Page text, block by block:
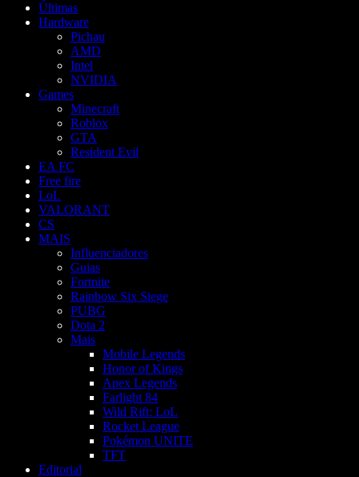
Últimas
Hardware
Pichau
AMD
Intel
NVIDIA
Games
Minecraft
Roblox
GTA
Resident Evil
EA FC
Free fire
LoL
VALORANT
CS
MAIS
Influenciadores
Guias
Fortnite
Rainbow Six Siege
PUBG
Dota 2
Mais
Mobile Legends
Honor of Kings
Apex Legends
Farlight 84
Wild Rift: LoL
Rocket League
Pokémon UNITE
TFT
Editorial